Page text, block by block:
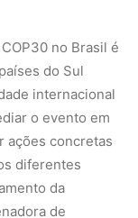
brasileira